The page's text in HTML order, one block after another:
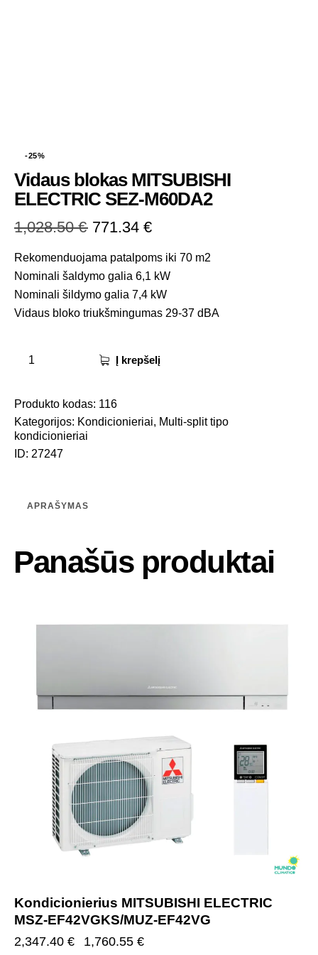
-25%
Vidaus blokas MITSUBISHI
ELECTRIC SEZ-M60DA2
1,028.50€ 771.34 €
Rekomenduojama patalpoms iki 70 m2
Nominali šaldymo galia 6,1 kW
Nominali šildymo galia 7,4 kW
Vidaus bloko triukšmingumas 29-37 dBA
Į krepšelį
Produkto kodas: 116
Kategorijos: Kondicionieriai, Multi-split tipo
kondicionieriai
ID: 27247
APRAŠYMAS
Panašūs produktai
Kondicionierius MITSUBISHI ELECTRIC
MSZ-EF42VGKS/MUZ-EF42VG
2,347.40 € 1,760.55 €